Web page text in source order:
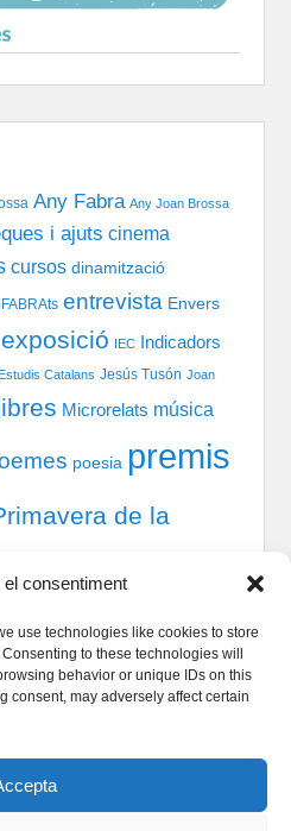
consentiment
use technologies like cookies to store
to these technologies will
behavior or unique IDs on this
consent, may adversely affect certain
Any Fabra Any Joan Brossa
i ajuts cinema
cursos dinamització
entrevista Envers
exposició IEC
Indicadors
Catalans Jesús Tusón Joan
Microrelats música
poesia premis
de la
xerrada